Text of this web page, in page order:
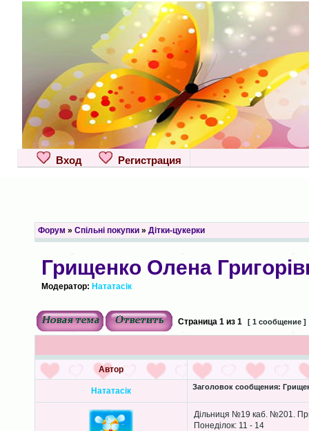
Вход Регистрация
Форум » Спільні покупки» Дітки-цукерки
Грищенко Олена
Модератор: Нататасік
Страница 1из 1 [ 1 сообщение ]
Автор
Нататасік Заголовок сообщения:
Дільниця №19 каб. №201.
Понеділок: 11 - 14